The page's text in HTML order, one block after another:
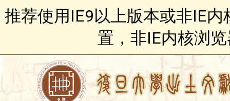
推荐使用IE9以上版本或非IE
置，非IE内核浏